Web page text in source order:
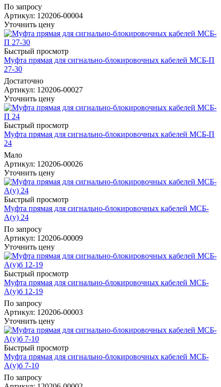
По запросу
Артикул: 120206-00004
Уточнить цену
Быстрый просмотр
Муфта прямая для сигнально-блокировочных кабелей МСБ-П
27-30
Достаточно
Артикул: 120206-00027
Уточнить цену
Быстрый просмотр
Муфта прямая для сигнально-блокировочных кабелей МСБ-П
24
Мало
Артикул: 120206-00026
Уточнить цену
Быстрый просмотр
Муфта прямая для сигнально-блокировочных кабелей МСБ-
А(у) 24
По запросу
Артикул: 120206-00009
Уточнить цену
Быстрый просмотр
Муфта прямая для сигнально-блокировочных кабелей МСБ-
А(у)б 12-19
По запросу
Артикул: 120206-00003
Уточнить цену
Быстрый просмотр
Муфта прямая для сигнально-блокировочных кабелей МСБ-
А(у)б 7-10
По запросу